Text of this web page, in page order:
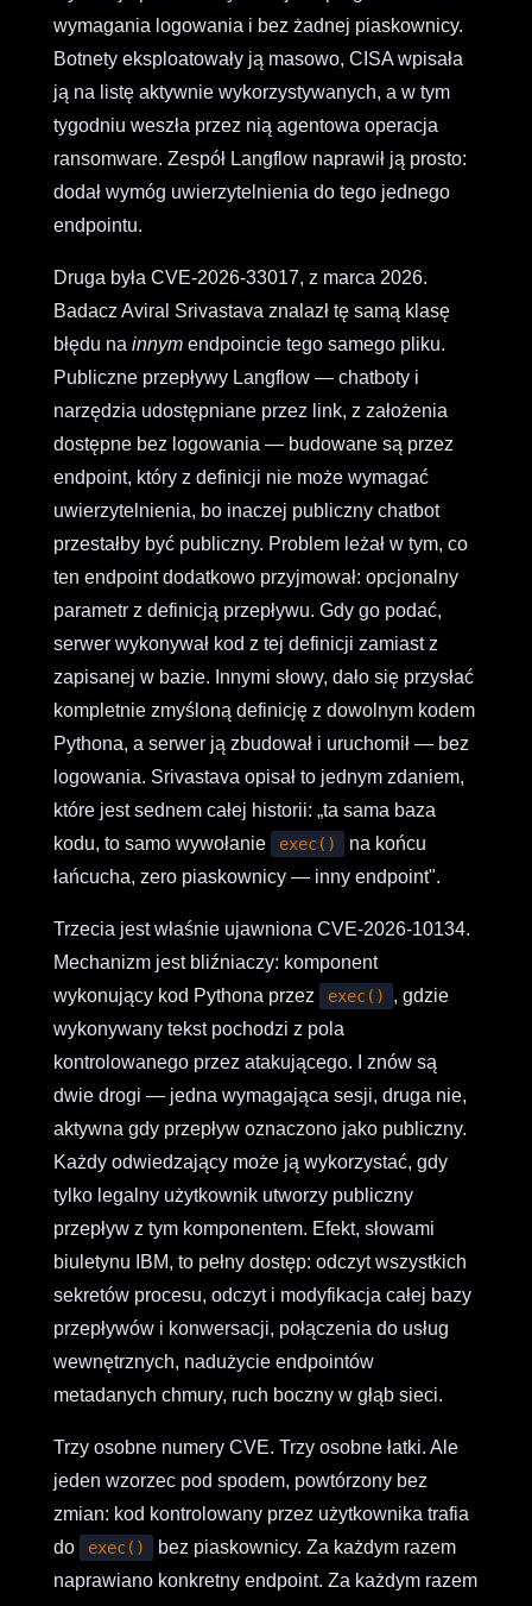
wymagania logowania i bez żadnej piaskownicy.
Botnety eksploatowały ją masowo, CISA wpisała
ją na listę aktywnie wykorzystywanych, a w tym
tygodniu weszła przez nią agentowa operacja
ransomware. Zespół Langflow naprawił ją prosto:
dodał wymóg uwierzytelnienia do tego jednego
endpointu.
Druga była CVE-2026-33017, z marca 2026.
Badacz Aviral Srivastava znalazł tę samą klasę
błędu na innymendpoincie tego samego pliku.
Publiczne przepływy Langflow — chatboty i
narzędzia udostępniane przez link, z założenia
dostępne bez logowania — budowane są przez
endpoint, który z definicji nie może wymagać
uwierzytelnienia, bo inaczej publiczny chatbot
przestałby być publiczny. Problem leżał w tym, co
ten endpoint dodatkowo przyjmował: opcjonalny
parametr z definicją przepływu. Gdy go podać,
serwer wykonywał kod z tej definicji zamiast z
zapisanej w bazie. Innymi słowy, dało się przysłać
kompletnie zmyśloną definicję z dowolnym kodem
Pythona, a serwer ją zbudował i uruchomił — bez
logowania. Srivastava opisał to jednym zdaniem,
które jest sednem całej historii: „ta sama baza
kodu, to samo wywołanie
exec()
na końcu
łańcucha, zero piaskownicy — inny endpoint".
Trzecia jest właśnie ujawniona CVE-2026-10134.
Mechanizm jest bliźniaczy: komponent
wykonujący kod Pythona przez
exec()
, gdzie
wykonywany tekst pochodzi z pola
kontrolowanego przez atakującego. I znów są
dwie drogi — jedna wymagająca sesji, druga nie,
aktywna gdy przepływ oznaczono jako publiczny.
Każdy odwiedzający może ją wykorzystać, gdy
tylko legalny użytkownik utworzy publiczny
przepływ z tym komponentem. Efekt, słowami
biuletynu IBM, to pełny dostęp: odczyt wszystkich
sekretów procesu, odczyt i modyfikacja całej bazy
przepływów i konwersacji, połączenia do usług
wewnętrznych, nadużycie endpointów
metadanych chmury, ruch boczny w głąb sieci.
Trzy osobne numery CVE. Trzy osobne łatki. Ale
jeden wzorzec pod spodem, powtórzony bez
zmian: kod kontrolowany przez użytkownika trafia
do
exec()
bez piaskownicy. Za każdym razem
naprawiano konkretny endpoint. Za każdym razem